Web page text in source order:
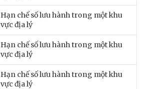
Hạn chế số lưu hành trong một khu
vực địa lý
Hạn chế số lưu hành trong một khu
vực địa lý
Hạn chế số lưu hành trong một khu
vực địa lý